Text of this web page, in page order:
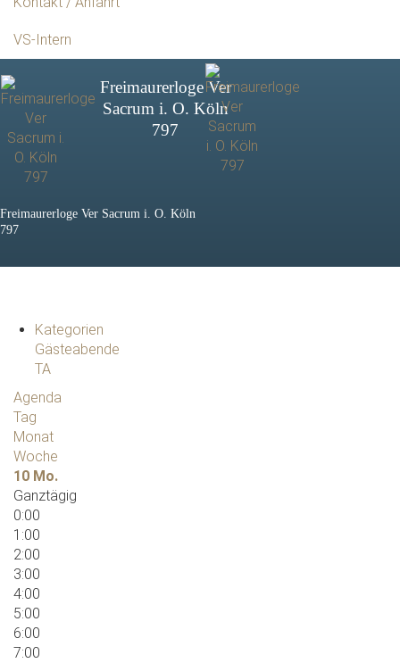
VS-Intern
Freimaurerloge Ver
Sacrum i. O. Köln
797
Freimaurerloge Ver Sacrum i. O. Köln
797
Kategorien
Gästeabende
TA
Agenda
Tag
Monat
Woche
10 Mo.
Ganztägig
0:00
1:00
2:00
3:00
4:00
5:00
6:00
7:00